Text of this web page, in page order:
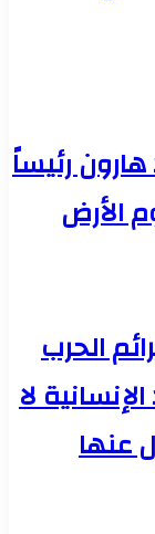
رئيساً
الأرض
الحرب
لا
عنها